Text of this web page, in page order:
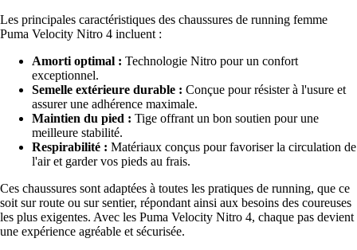
Les principales caractéristiques des chaussures de running femme
Puma Velocity Nitro 4 incluent :
Amorti optimal : Technologie Nitro pour un confort
exceptionnel.
Semelle extérieure durable : Conçue pour résister à l'usure et
assurer une adhérence maximale.
Maintien du pied : Tige offrant un bon soutien pour une
meilleure stabilité.
Respirabilité : Matériaux conçus pour favoriser la circulation de
l'air et garder vos pieds au frais.
Ces chaussures sont adaptées à toutes les pratiques de running, que ce
soit sur route ou sur sentier, répondant ainsi aux besoins des coureuses
les plus exigentes. Avec les Puma Velocity Nitro 4, chaque pas devient
une expérience agréable et sécurisée.